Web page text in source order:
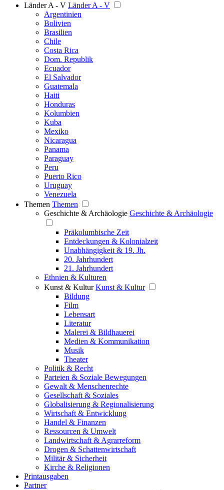
Länder A - V Länder A - V
Argentinien
Bolivien
Brasilien
Chile
Costa Rica
Dom. Republik
Ecuador
El Salvador
Guatemala
Haiti
Honduras
Kolumbien
Kuba
Mexiko
Nicaragua
Panama
Paraguay
Peru
Puerto Rico
Uruguay
Venezuela
Themen Themen
Geschichte & Archäologie Geschichte & Archäologie
Präkolumbische Zeit
Entdeckungen & Kolonialzeit
Unabhängigkeit & 19. Jh.
20. Jahrhundert
21. Jahrhundert
Ethnien & Kulturen
Kunst & Kultur Kunst & Kultur
Bildung
Film
Lebensart
Literatur
Malerei & Bildhauerei
Medien & Kommunikation
Musik
Theater
Politik & Recht
Parteien & Soziale Bewegungen
Gewalt & Menschenrechte
Gesellschaft & Soziales
Globalisierung & Regionalisierung
Wirtschaft & Entwicklung
Handel & Finanzen
Ressourcen & Umwelt
Landwirtschaft & Agrarreform
Drogen & Schattenwirtschaft
Militär & Sicherheit
Kirche & Religionen
Printausgaben
Partner